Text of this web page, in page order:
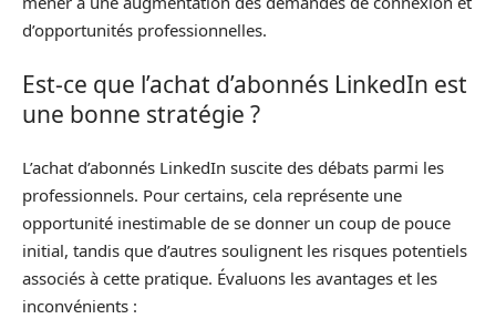
d’opportunités professionnelles.
Est-ce que l’achat d’abonnés LinkedIn est
une bonne stratégie ?
L’achat d’abonnés LinkedIn suscite des débats parmi les
professionnels. Pour certains, cela représente une
opportunité inestimable de se donner un coup de pouce
initial, tandis que d’autres soulignent les risques potentiels
associés à cette pratique. Évaluons les avantages et les
inconvénients :